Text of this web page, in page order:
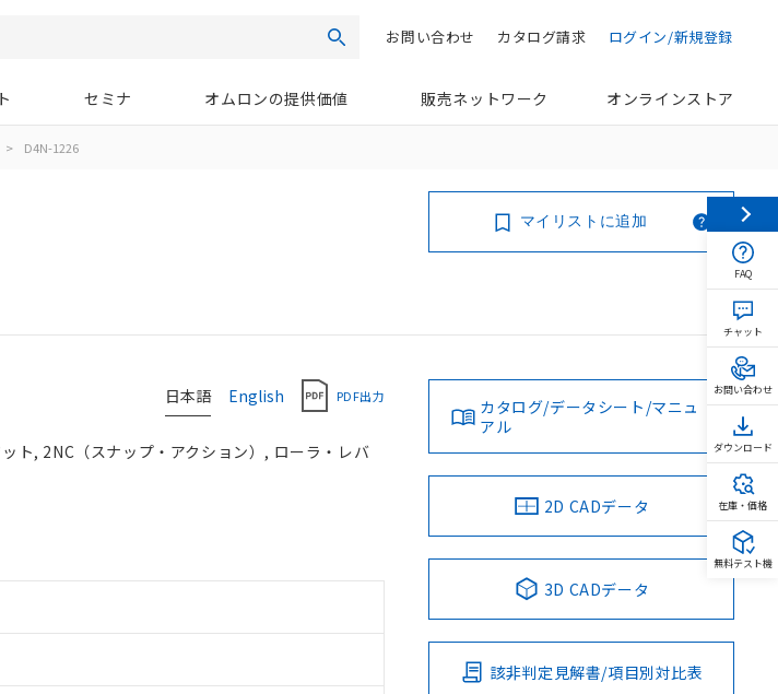
検索 ログイン/新規登録
カタログ請求
お問い合わせ
セミナ オムロンの提供価値 販売ネットワーク オンラインストア
> D4N-1226
マイリストに追加
日本語 English PDF出力
ト, 2NC（スナップ・アクション）, ローラ・レバ
カタログ/データシート/マニュ
アル
2D CADデータ
3D CADデータ
該非判定見解書/項目別対比表
FAQ
チャット
お問い合わせ
ダウンロード
在庫・価格
無料テスト機